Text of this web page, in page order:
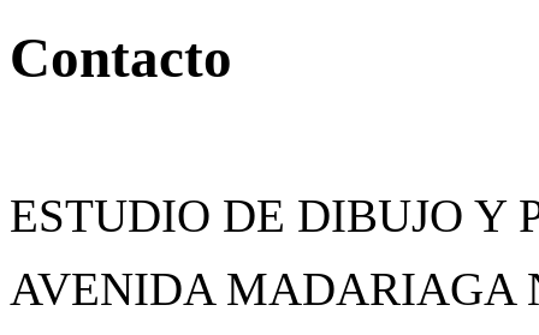
Contacto
ESTUDIO DE DIBUJO Y
AVENIDA MADARIAGA